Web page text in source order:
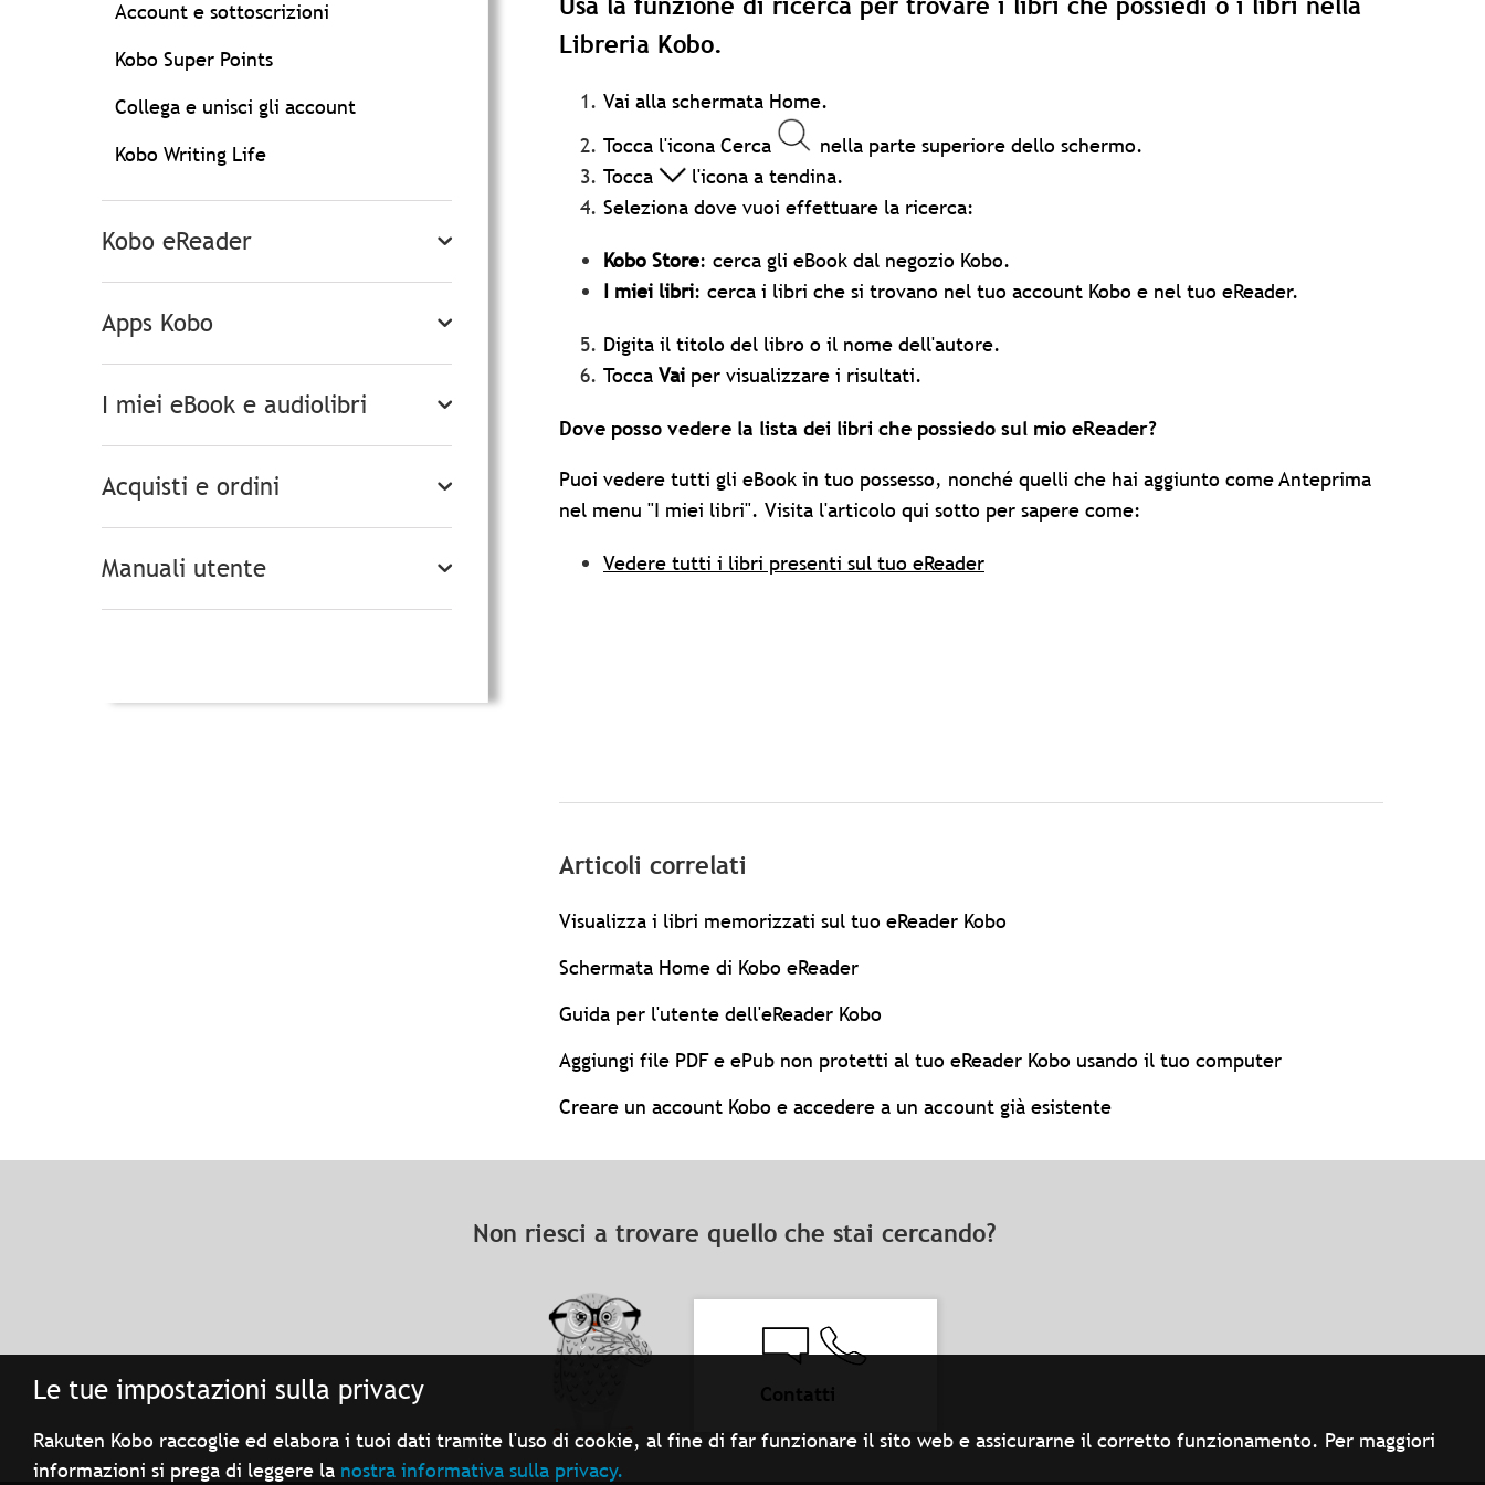
Le tue impostazioni sulla privacy
Rakuten Kobo raccoglie ed elabora i tuoi dati tramite l'uso di cookie, al fine di far funzionare il sito web e assicurarne il corretto funzionamento. Per maggiori
informazioni si prega di leggere la nostra informativa sulla privacy.
Account e sottoscrizioni
Kobo Super Points
Collega e unisci gli account
Kobo Writing Life
Kobo eReader
Apps Kobo
I miei eBook e audiolibri
Acquisti e ordini
Manuali utente
Usa la funzione di ricerca per trovare i libri che possiedi o i libri nella
Libreria Kobo.
Vai alla schermata Home.
Tocca l'icona Cerca
nella parte superiore dello schermo.
Tocca
l'icona a tendina.
Seleziona dove vuoi effettuare la ricerca:
Kobo Store: cerca gli eBook dal negozio Kobo.
I miei libri: cerca i libri che si trovano nel tuo account Kobo e nel tuo eReader.
Digita il titolo del libro o il nome dell'autore.
Tocca Vai per visualizzare i risultati.
Dove posso vedere la lista dei libri che possiedo sul mio eReader?
Puoi vedere tutti gli eBook in tuo possesso, nonché quelli che hai aggiunto come Anteprima
nel menu "I miei libri". Visita l'articolo qui sotto per sapere come:
Vedere tutti i libri presenti sul tuo eReader
Articoli correlati
Visualizza i libri memorizzati sul tuo eReader Kobo
Schermata Home di Kobo eReader
Guida per l'utente dell'eReader Kobo
Aggiungi file PDF e ePub non protetti al tuo eReader Kobo usando il tuo computer
Creare un account Kobo e accedere a un account già esistente
Non riesci a trovare quello che stai cercando?
Contatti